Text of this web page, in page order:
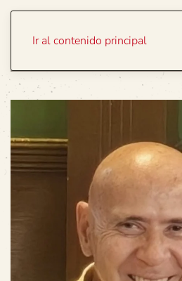
Ir al contenido principal